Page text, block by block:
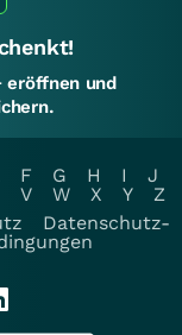
eröffnen und
F G H I
J
V W X Y
Z
Datenschutz-